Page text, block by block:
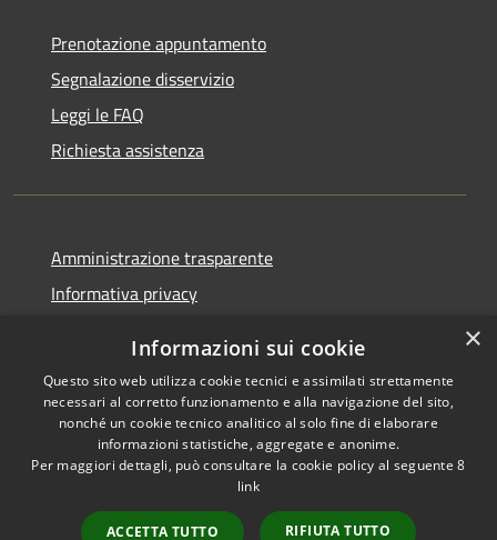
Prenotazione appuntamento
Segnalazione disservizio
Leggi le FAQ
Richiesta assistenza
Amministrazione trasparente
Informativa privacy
Dichiarazione di accessibilità
RSS
Copyright © 2026 • Comune di
Municipium• Accesso
×
Informazioni sui cookie
Questo sito web utilizza cookie tecnici e assimilati strettamente
necessari al corretto funzionamento e alla navigazione del sito,
nonché un cookie tecnico analitico al solo fine di elaborare
informazioni statistiche, aggregate e anonime.
Per maggiori dettagli, può consultare la cookie policy al seguente8
link
ACCETTA TUTTO RIFIUTA TUTTO